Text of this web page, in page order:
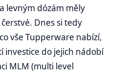
levným dózám měly
Dnes si tedy
vše Tupperware nabízí,
investice do jejich nádobí
MLM (multi level